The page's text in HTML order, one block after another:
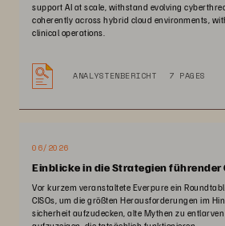
support AI at scale, withstand evolving
coherently across hybrid cloud environments,
clinical operations.
ANALYSTENBERICHT 7 PAGES
06/2026
Einblicke in die Strategien führender
Vor kurzem veranstaltete Everpure ein
CISOs, um die größten Herausforderungen im
sicherheit aufzudecken, alte Mythen zu